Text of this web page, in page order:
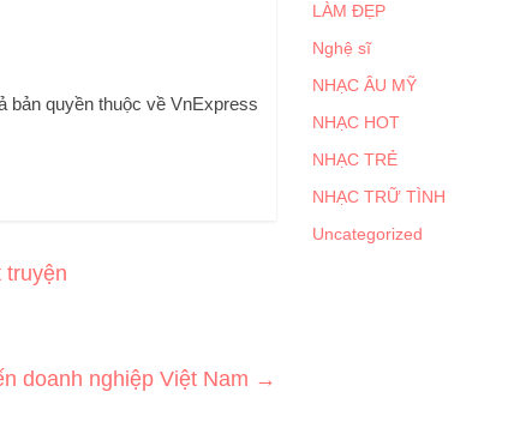
bản quyền thuộc về VnExpress
doanh nghiệp Việt Nam →
LÀM ĐẸP
Nghệ sĩ
NHẠC ÂU MỸ
NHẠC HOT
NHẠC TRẺ
NHẠC TRỮ TÌNH
Uncategorized